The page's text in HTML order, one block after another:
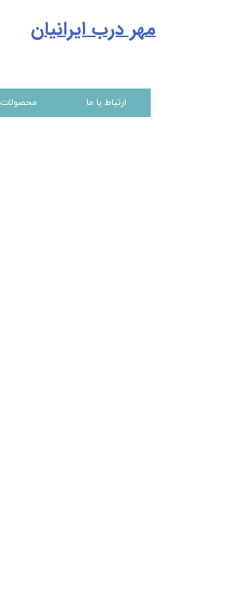
ارتباط با ما محصولات
مهر درب ایرانیان